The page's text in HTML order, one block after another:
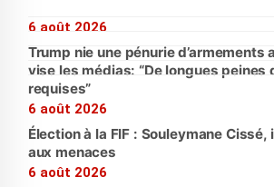
6 août 2026
Trump nie une pénurie d’armements
vise les médias: “De longues peines
requises”
6 août 2026
Élection à la FIF : Souleymane
aux menaces
6 août 2026